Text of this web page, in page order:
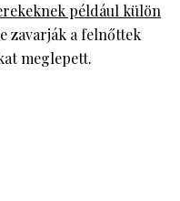
például külön
zavarják a felnőttek
meglepett.